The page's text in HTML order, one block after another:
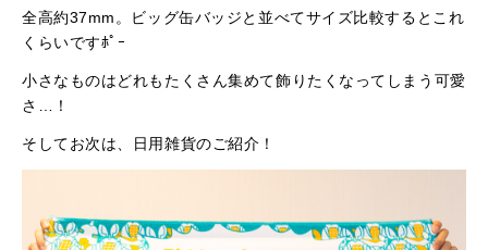
全高約37mm。ビッグ缶バッジと並べてサイズ比較するとこれ
くらいですﾎﾟｰ
小さなものはどれもたくさん集めて飾りたくなってしまう可愛
さ…！
そしてお次は、日用雑貨のご紹介！